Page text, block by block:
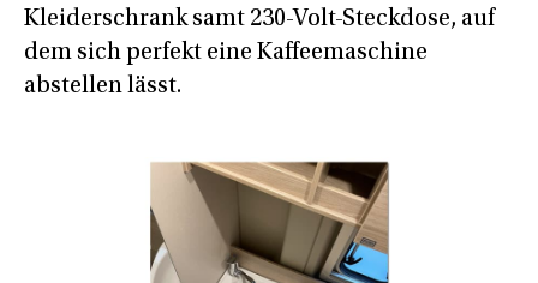
Kleiderschrank samt 230-Volt-Steckdose, auf
dem sich perfekt eine Kaffeemaschine
abstellen lässt.